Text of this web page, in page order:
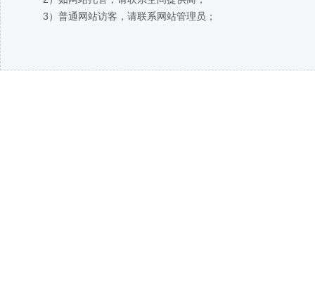
3）普通网站访客，请联系网站管理员；